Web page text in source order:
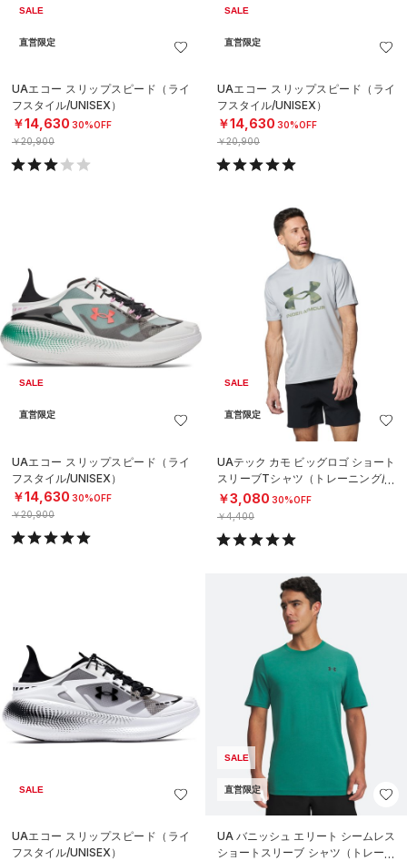
SALE
直営限定
UAエコー スリップスピード（ライ
フスタイル/UNISEX）
￥14,630 30%OFF
￥20,900
SALE
直営限定
UAエコー スリップスピード（ライ
フスタイル/UNISEX）
￥14,630 30%OFF
￥20,900
SALE
直営限定
UAエコー スリップスピード（ライ
フスタイル/UNISEX）
￥14,630 30%OFF
￥20,900
SALE
直営限定
UAテック カモ ビッグロゴ ショート
スリーブTシャツ（トレーニング/M
EN）
￥3,080 30%OFF
￥4,400
SALE
UAエコー スリップスピード（ライ
フスタイル/UNISEX）
SALE
直営限定
UA バニッシュ エリート シームレス
ショートスリーブ シャツ（トレーニ